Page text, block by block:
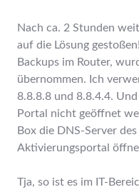
Nach ca. 2 Stunden
auf die Lösung gestoßen!
Backups im Router,
übernommen. Ich
8.8.8.8 und 8.8.4.4.
Portal nicht geöffnet
Box die DNS-Server
Aktivierungsportal
Tja, so ist es im IT-